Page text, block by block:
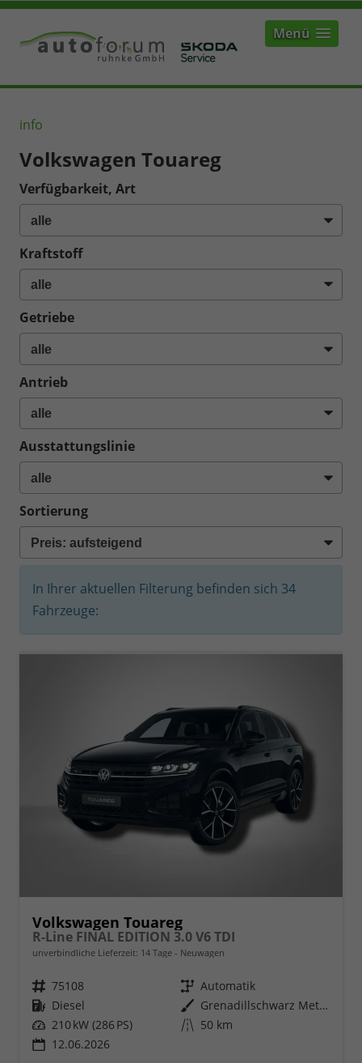
Menü
info
Volkswagen Touareg
Verfügbarkeit, Art
Kraftstoff
Getriebe
Antrieb
Ausstattungslinie
Sortierung
In Ihrer aktuellen Filterung befinden sich 34
Fahrzeuge:
Volkswagen Touareg
R-Line FINAL EDITION 3.0 V6 TDI
unverbindliche Lieferzeit: 14 Tage Neuwagen
Fahrzeugnr. 75108 Getriebe Automatik
Kraftstoff Diesel Außenfarbe
Grenadillschwarz Metallic
Leistung 210 kW (286 PS) Kilometerstand 50 km
12.06.2026